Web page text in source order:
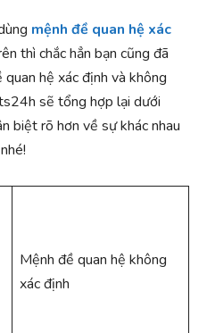
mệnh đề quan hệ xác
thì chắc hẳn bạn cũng đã
hệ xác định và không
sẽ tổng hợp lại dưới
biệt rõ hơn về sự khác nhau
Mệnh đề quan hệ không
xác định